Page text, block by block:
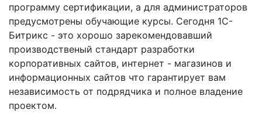
программу сертификации, а для администраторов
предусмотрены обучающие курсы. Сегодня 1С-
Битрикс - это хорошо зарекомендовавший
производственый стандарт разработки
корпоративных сайтов, интернет - магазинов и
информационных сайтов что гарантирует вам
независимость от подрядчика и полное владение
проектом.